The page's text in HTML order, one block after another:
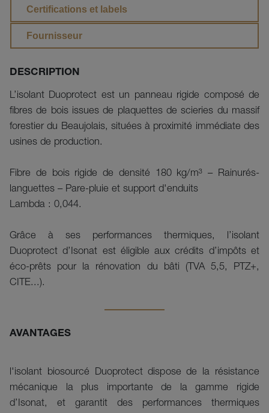
Certifications et labels
Fournisseur
DESCRIPTION
L’isolant Duoprotect est un panneau rigide composé de
fibres de bois issues de plaquettes de scieries du massif
forestier du Beaujolais, situées à proximité immédiate des
usines de production.
Fibre de bois rigide de densité 180 kg/m³ – Rainurés-
languettes – Pare-pluie et support d'enduits
Lambda : 0,044.
Grâce à ses performances thermiques, l’isolant
Duoprotect d’Isonat est éligible aux crédits d’impôts et
éco-prêts pour la rénovation du bâti (TVA 5,5, PTZ+,
CITE...).
AVANTAGES
l'isolant biosourcé Duoprotect dispose de la résistance
mécanique la plus importante de la gamme rigide
d’Isonat, et garantit des performances thermiques